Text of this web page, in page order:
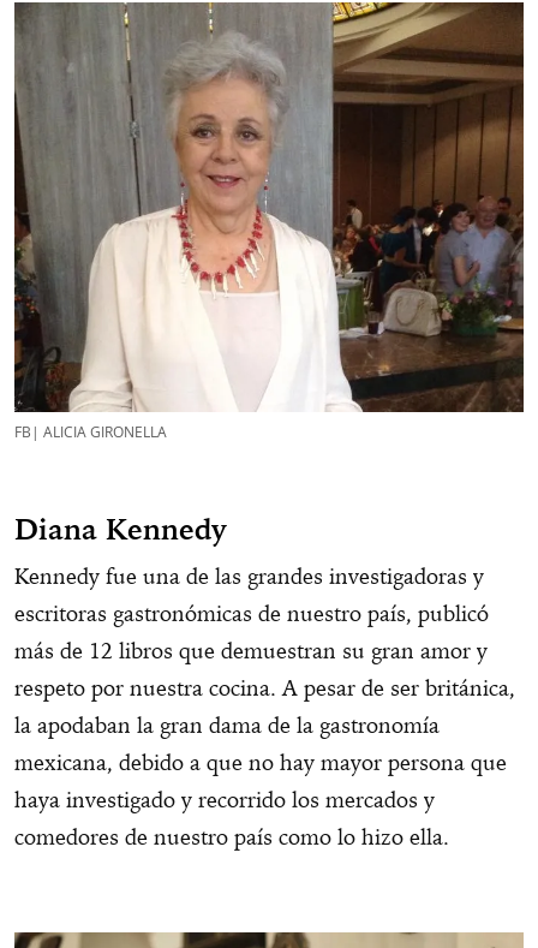
FB| ALICIA GIRONELLA
Diana Kennedy
Kennedy fue una de las grandes investigadoras y
escritoras gastronómicas de nuestro país, publicó
más de 12 libros que demuestran su gran amor y
respeto por nuestra cocina. A pesar de ser británica,
la apodaban la gran dama de la gastronomía
mexicana, debido a que no hay mayor persona que
haya investigado y recorrido los mercados y
comedores de nuestro país como lo hizo ella.